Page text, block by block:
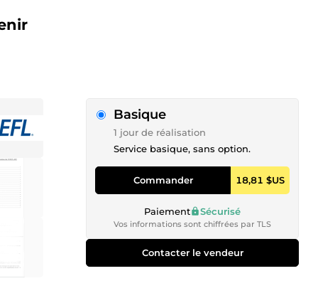
Basique
1 jour de réalisation
Service basique, sans option.
Commander 18,81 $US
Paiement Sécurisé
Vos informations sont chiffrées par TLS
Contacter le vendeur